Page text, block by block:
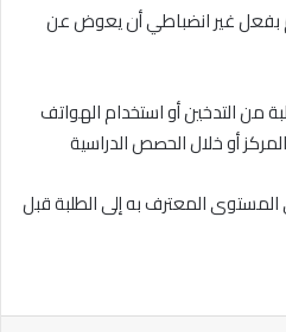
قام بفعل غير انضباطي أن يعوض عن
الطلبة من التدخين أو استخدام الهواتف
أو خلال الحصص الدراسية
في المستوى المعترف به إلى الطلبة قبل